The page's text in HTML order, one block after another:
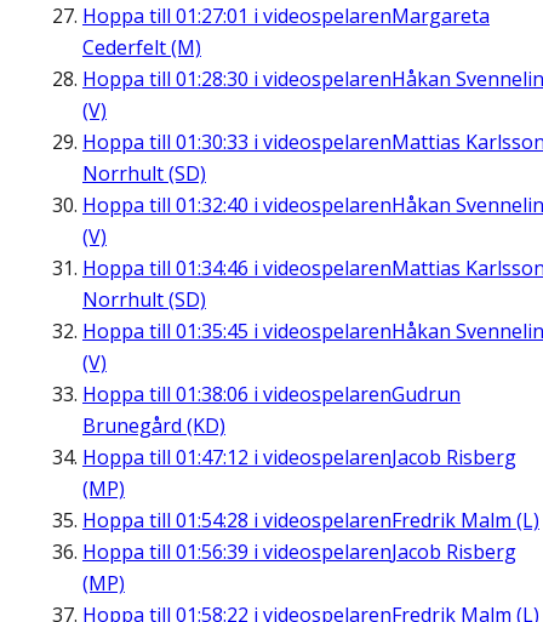
Hoppa till 01:27:01 i videospelarenMargareta
Cederfelt (M)
Hoppa till 01:28:30 i videospelarenHåkan
(V)
Hoppa till 01:30:33 i videospelarenMattias
Norrhult (SD)
Hoppa till 01:32:40 i videospelarenHåkan
(V)
Hoppa till 01:34:46 i videospelarenMattias
Norrhult (SD)
Hoppa till 01:35:45 i videospelarenHåkan
(V)
Hoppa till 01:38:06 i videospelarenGudrun
Brunegård (KD)
Hoppa till 01:47:12 i videospelarenJacob Risberg
(MP)
Hoppa till 01:54:28 i videospelarenFredrik Malm (L)
Hoppa till 01:56:39 i videospelarenJacob Risberg
(MP)
Hoppa till 01:58:22 i videospelarenFredrik Malm (L)